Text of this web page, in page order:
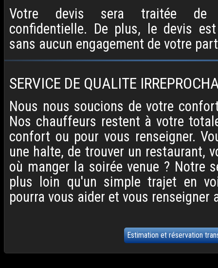
Votre devis sera traitée de
confidentielle. De plus, le devis
sans aucun engagement de votre
SERVICE DE QUALITE
Nous nous soucions de votre
Nos chauffeurs restent à votre
confort ou pour vous renseigner.
une halte, de trouver un restaurant,
où manger la soirée venue ? Notre
plus loin qu'un simple trajet en
pourra vous aider et vous renseigner
Estimation et réservation